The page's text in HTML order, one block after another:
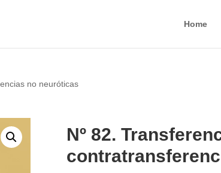
Home
no neuróticas
Nº 82.